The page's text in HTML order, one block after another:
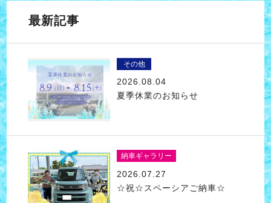
最新記事
その他
2026.08.04
夏季休業のお知らせ
納車ギャラリー
2026.07.27
☆祝☆スペーシアご納車☆